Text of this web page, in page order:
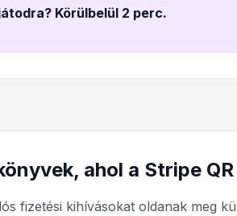
Körülbelül 2 perc.
ahol a Stripe
fizetési kihívásokat oldanak meg